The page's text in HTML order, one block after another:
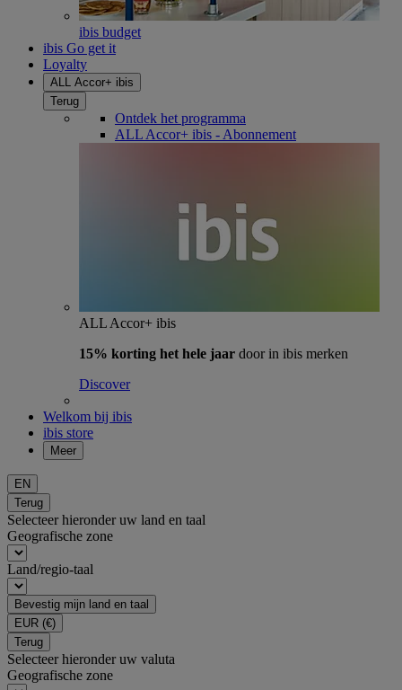
ibis budget
ibis Go get it
Loyalty
ALL Accor+ ibis
Terug
Ontdek het programma
ALL Accor+ ibis - Abonnement
ALL Accor+ ibis
15% korting het hele jaar door in ibis merken
Discover
Welkom bij ibis
ibis store
Meer
EN
Terug
Selecteer hieronder uw land en taal
Geografische zone
Land/regio-taal
Bevestig mijn land en taal
EUR (€)
Terug
Selecteer hieronder uw valuta
Geografische zone